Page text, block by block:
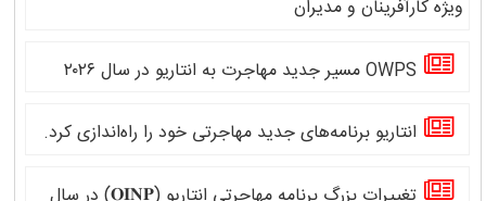
ویژه کارآفرینان و مدیران
OWPS مسیر جدید مهاجرت به انتاریو در سال ۲۰۲۶
انتاریو برنامه‌های جدید مهاجرتی خود را راه‌اندازی کرد.